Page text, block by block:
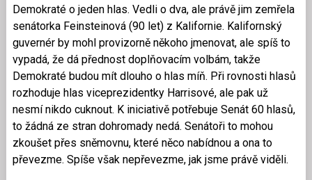
Demokraté o jeden hlas. Vedli o dva, ale právě jim zemřela
senátorka Feinsteinová (90 let) z Kalifornie. Kalifornský
guvernér by mohl provizorně někoho jmenovat, ale spíš to
vypadá, že dá přednost doplňovacím volbám, takže
Demokraté budou mít dlouho o hlas míň. Při rovnosti hlasů
rozhoduje hlas viceprezidentky Harrisové, ale pak už
nesmí nikdo cuknout. K iniciativě potřebuje Senát 60 hlasů,
to žádná ze stran dohromady nedá. Senátoři to mohou
zkoušet přes sněmovnu, které něco nabídnou a ona to
převezme. Spíše však nepřevezme, jak jsme právě viděli.